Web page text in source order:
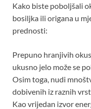
Kako biste poboljšali
bosiljka ili origana u
prednosti:
Prepuno hranjivih
ukusno jelo može se
Osim toga, nudi
dobivenih iz raznih
Kao vrijedan izvor